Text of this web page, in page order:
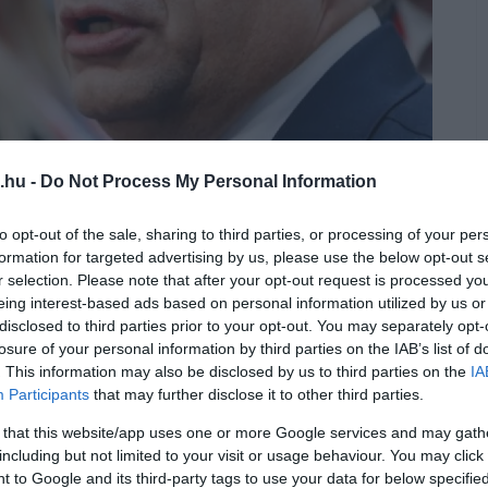
- Do Not Process My Personal Information
opt-out of the sale, sharing to third parties, or processing of your
for targeted advertising by us, please use the below opt-out
selection. Please note that after your opt-out request is processed
interest-based ads based on personal information utilized by us
to third parties prior to your opt-out. You may separately
of your personal information by third parties on the IAB’s list of
This information may also be disclosed by us to third parties on the
Participants that may further disclose it to other third parties.
that this website/app uses one or more Google services and may
but not limited to your visit or usage behaviour. You may
to Google and its third-party tags to use your data for below
törvény nem a melegekről, hanem a
találkozóján elsősorban a járvány
külügyi kapcsolatairól lesz szó, a Tanács
vezetők csütörtök esti vacsoráján
pedofiltörvény is. A tanácskozást
erről a jogszabályról kérdezték a